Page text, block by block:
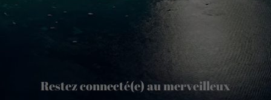
Restez connecté(e) au merveilleux